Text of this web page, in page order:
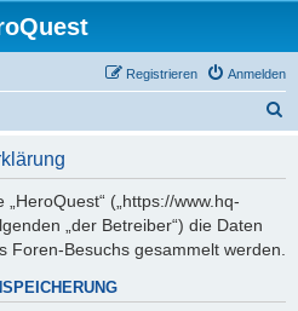
Anmelden
Registrieren
(„https://www.hq-
„der Betreiber“) die Daten
Foren-Besuchs gesammelt werden.